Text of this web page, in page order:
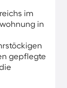
im
in
gepflegte